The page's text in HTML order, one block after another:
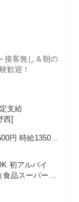
接客無し＆朝の
歓迎！
支給
西]
円 時給1350円
初アルバイ
食品スーパー、